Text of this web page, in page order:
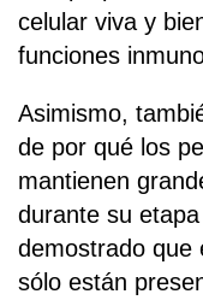
celular viva y
funciones
Asimismo,
de por qué los
mantienen
durante su
demostrado que
sólo están